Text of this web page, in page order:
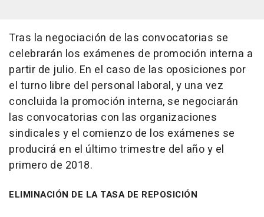
Tras la negociación de las convocatorias se
celebrarán los exámenes de promoción interna a
partir de julio. En el caso de las oposiciones por
el turno libre del personal laboral, y una vez
concluida la promoción interna, se negociarán
las convocatorias con las organizaciones
sindicales y el comienzo de los exámenes se
producirá en el último trimestre del año y el
primero de 2018.
ELIMINACIÓN DE LA TASA DE REPOSICIÓN